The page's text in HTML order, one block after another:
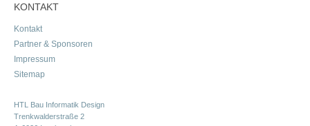
KONTAKT
Kontakt
Partner & Sponsoren
Impressum
Sitemap
HTL Bau Informatik Design
Trenkwalderstraße 2